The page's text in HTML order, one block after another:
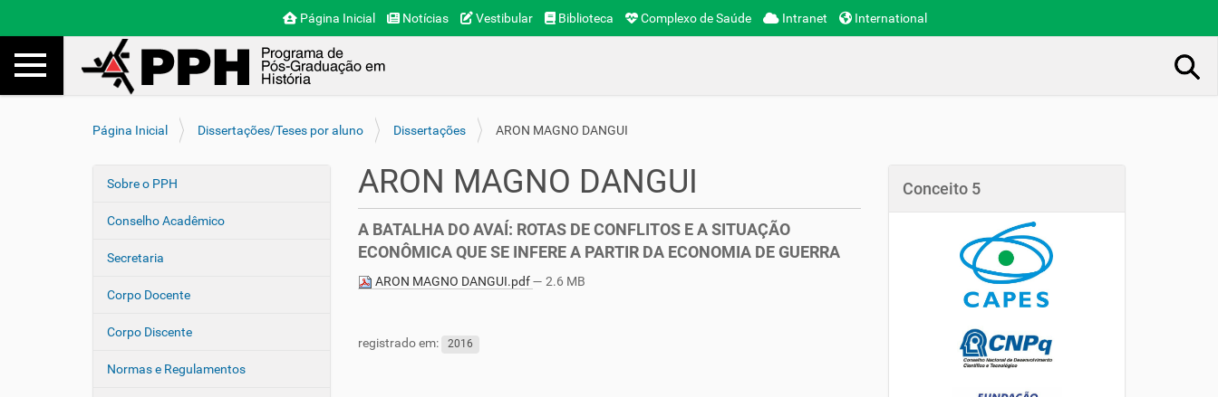
Página Inicial Notícias Vestibular Biblioteca Complexo de Saúde Intranet International
Toggle navigation Busca
V
Página Inicial Dissertações/Teses por aluno Dissertações ARON MAGNO DANGUI
N
e
a
ç
o
Sobre o PPH
Conselho Acadêmico
Secretaria
Corpo Docente
Corpo Discente
Normas e Regulamentos
ARON MAGNO DANGUI
A BATALHA DO AVAÍ: ROTAS DE CONFLITOS E A SITUAÇÃO
ECONÔMICA QUE SE INFERE A PARTIR DA ECONOMIA DE GUERRA
ARON MAGNO DANGUI.pdf— 2.6 MB
registrado em: 2016
Conceito 5